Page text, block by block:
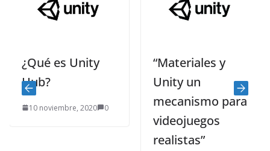
¿Qué es Unity
Hub?
10 noviembre, 2020 0
“Materiales y
Unity un
mecanismo para
videojuegos
realistas”